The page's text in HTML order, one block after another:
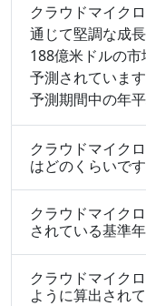
クラウドマイク
通じて堅調な成
188億米ドルの
予測されています
予測期間中の年
クラウドマイク
はどのくらいで
クラウドマイク
されている基準
クラウドマイク
ように算出され